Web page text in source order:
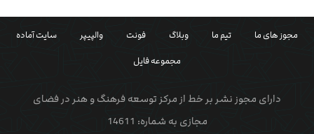
مجوز های ما تیم ما وبلاگ فونت والپیپر سایت آماده
مجموعه فایل
دارای مجوز نشر بر خط از مرکز توسعه فرهنگ و هنر در فضای
مجازی به شماره: 14611